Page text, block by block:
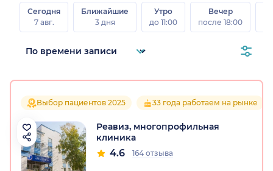
Сегодня
7 авг.
Ближайшие
3 дня
Утро
до 11:00
Вечер
после 18:00
Выбор пациентов 2025 33 года работаем на рынке
Реавиз, многопрофильная
клиника
4.6 164 отзыва